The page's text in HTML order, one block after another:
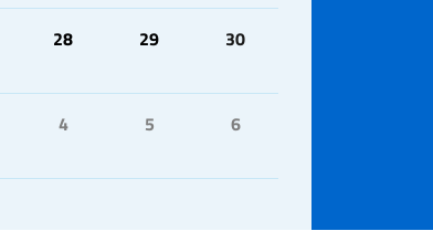
28 29 30
4 5 6